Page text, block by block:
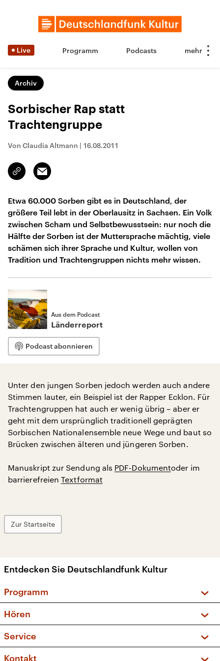
Live Programm Podcasts
Archiv
Sorbischer Rap statt
Trachtengruppe
Von Claudia Altmann | 16.08.2011
Link
kopieren/teilen
Email
Etwa 60.000 Sorben gibt es in Deutschland, der
größere Teil lebt in der Oberlausitz in Sachsen. Ein Volk
zwischen Scham und Selbstbewusstsein: nur noch die
Hälfte der Sorben ist der Muttersprache mächtig, viele
schämen sich ihrer Sprache und Kultur, wollen von
Tradition und Trachtengruppen nichts mehr wissen.
Aus dem Podcast
Länderreport
Podcast abonnieren
Unter den jungen Sorben jedoch werden auch andere
Stimmen lauter, ein Beispiel ist der Rapper Ecklon. Für
Trachtengruppen hat auch er wenig übrig – aber er
geht mit dem ursprünglich traditionell geprägten
Sorbischen Nationalensemble neue Wege und baut so
Brücken zwischen älteren und jüngeren Sorben.
Manuskript zur Sendung als PDF-Dokumentoder im
barrierefreienTextformat
Zur Startseite
Entdecken Sie Deutschlandfunk Kultur
Programm
Sendungen und Podcasts
Musikliste
Kakadu – Das Kinderprogramm
Hören
Frequenzen (UKW + DAB+)
Service
FAQ
Kontakt